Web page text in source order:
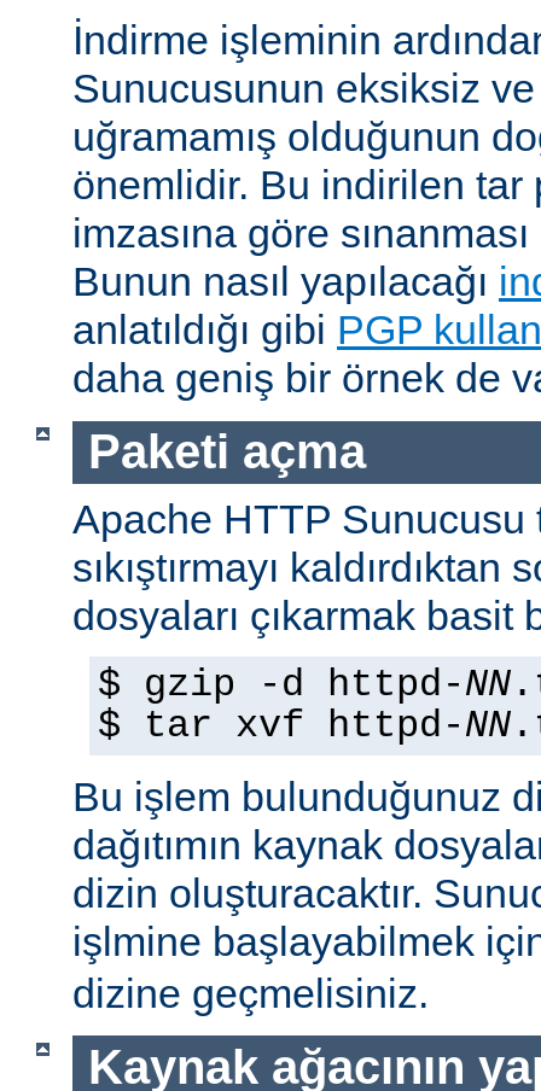
İndirme işleminin
Sunucusunun eksiksiz
uğramamış olduğunun
önemlidir. Bu indirilen tar
imzasına göre
Bunun nasıl yapılacağı
anlatıldığı gibi PGP
daha geniş bir örnek de
Paketi açma
Apache HTTP Sunucusu
sıkıştırmayı
dosyaları çıkarmak basit
$ gzip -d httpd-NN
$ tar xvf httpd-NN
Bu işlem bulunduğunuz
dağıtımın kaynak
dizin oluşturacaktır.
işlmine başlayabilmek
dizine geçmelisiniz.
Kaynak ağacının